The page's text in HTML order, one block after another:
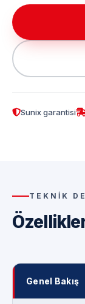
Sunix garantisi
TEKNIK
Genel Bakış